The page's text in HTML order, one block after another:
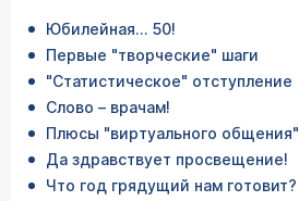
Юбилейная… 50!
Первые "творческие" шаги
"Статистическое" отступление
Слово – врачам!
Плюсы "виртуального общения"
Да здравствует просвещение!
Что год грядущий нам готовит?